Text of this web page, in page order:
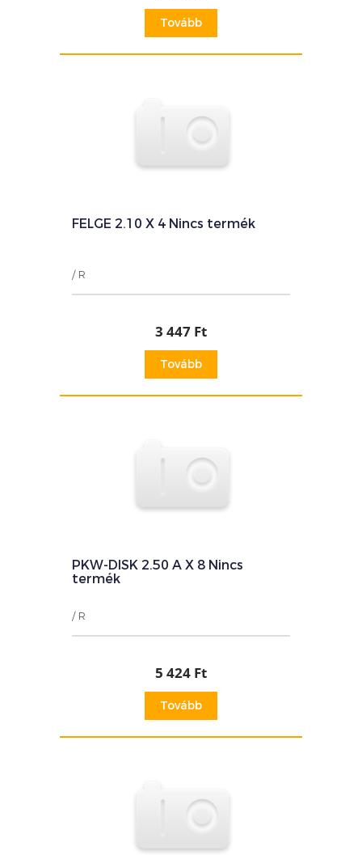
Tovább
FELGE 2.10 X 4 Nincs termék
/ R
3 447 Ft
Tovább
PKW-DISK 2.50 A X 8 Nincs
termék
/ R
5 424 Ft
Tovább